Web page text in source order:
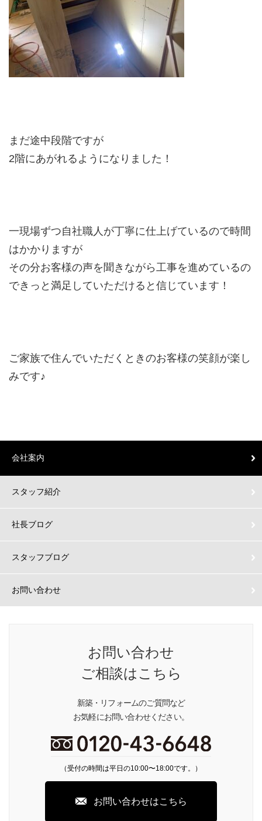
まだ途中段階ですが
2階にあがれるようになりました！
一現場ずつ自社職人が丁寧に仕上げているので時間
はかかりますが
その分お客様の声を聞きながら工事を進めているの
できっと満足していただけると信じています！
ご家族で住んでいただくときのお客様の笑顔が楽し
みです♪
会社案内
スタッフ紹介
社長ブログ
スタッフブログ
お問い合わせ
お問い合わせ
ご相談はこちら
新築・リフォームのご質問など
お気軽にお問い合わせください。
（受付の時間は平日の10:00〜18:00です。）
お問い合わせはこちら